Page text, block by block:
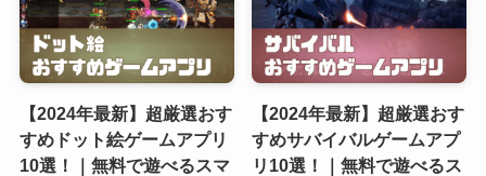
【2024年最新】超厳選おす
すめドット絵ゲームアプリ
10選！｜無料で遊べるスマ
【2024年最新】超厳選おす
すめサバイバルゲームアプ
リ10選！｜無料で遊べるス